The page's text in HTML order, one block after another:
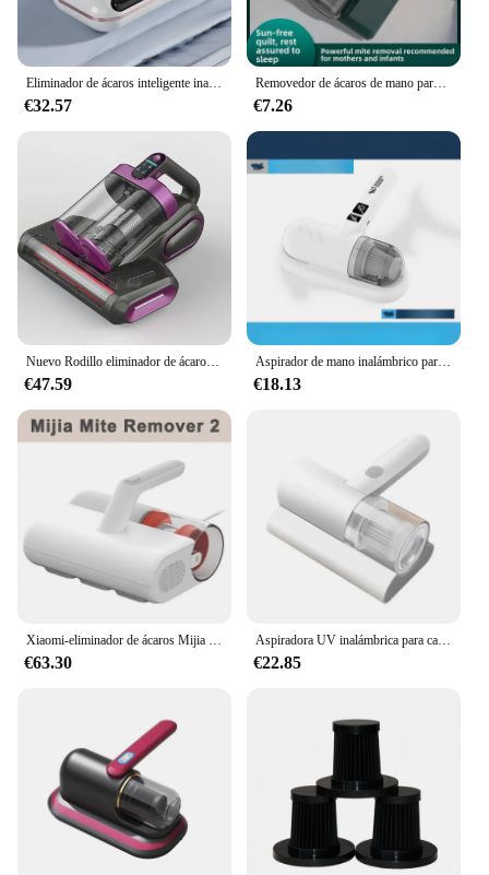
€32.57
Removedor de ácaros de mano para uso doméstico, aspirador de pó de dormitorio con carga inalámbrica ultravioleta de doble disparo para matar insectos y Control de plagas
€7.26
€47.59
Aspirador de mano inalámbrico para el hogar, eliminador de ácaros ultravioleta de alta succión, pantalla Digital recargable, aspirador para toda la casa
€18.13
€63.30
Aspiradora UV inalámbrica para cama, limpiador de colchón profundo de mano para sofás de cama, alfombras, controlador de ácaros del polvo
€22.85